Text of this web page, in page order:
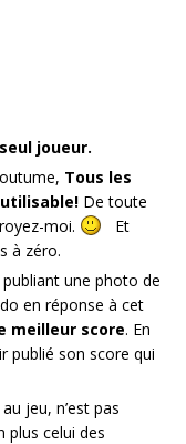
joueur.
Tous les
De toute
moi.
Et
à zéro.
publiant une photo de
en réponse à cet
meilleur score. En
publié son score qui
jeu, n’est pas
plus celui des